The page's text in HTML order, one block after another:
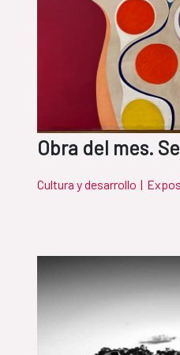
Obra del mes.
Cultura y desarrollo |